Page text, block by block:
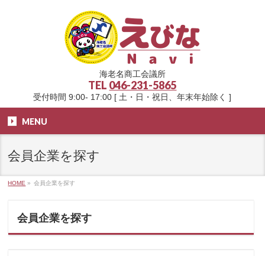
海老名商工会議所
TEL 046-231-5865
受付時間 9:00- 17:00 [ 土・日・祝日、年末年始除く ]
MENU
会員企業を探す
HOME » 会員企業を探す
会員企業を探す